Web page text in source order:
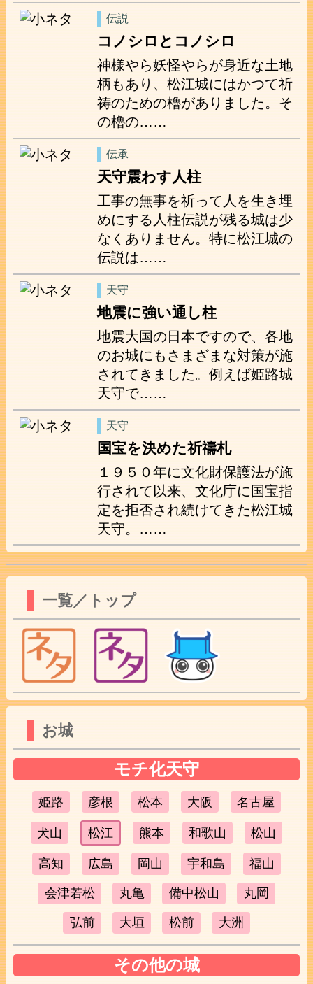
伝説
コノシロとコノシロ
神様やら妖怪やらが身近な土地
柄もあり、松江城にはかつて祈
祷のための櫓がありました。そ
の櫓の……
伝承
天守震わす人柱
工事の無事を祈って人を生き埋
めにする人柱伝説が残る城は少
なくありません。特に松江城の
伝説は……
天守
地震に強い通し柱
地震大国の日本ですので、各地
のお城にもさまざまな対策が施
されてきました。例えば姫路城
天守で……
天守
国宝を決めた祈禱札
１９５０年に文化財保護法が施
行されて以来、文化庁に国宝指
定を拒否され続けてきた松江城
天守。……
一覧／トップ
お城
モチ化天守
姫路 彦根 松本 大阪 名古屋
犬山 松江 熊本 和歌山 松山
高知 広島 岡山 宇和島 福山
会津若松 丸亀 備中松山 丸岡
弘前 大垣 松前 大洲
その他の城